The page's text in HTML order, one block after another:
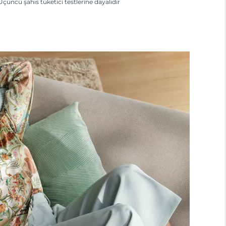
şahıs tüketici testlerine dayalıdır